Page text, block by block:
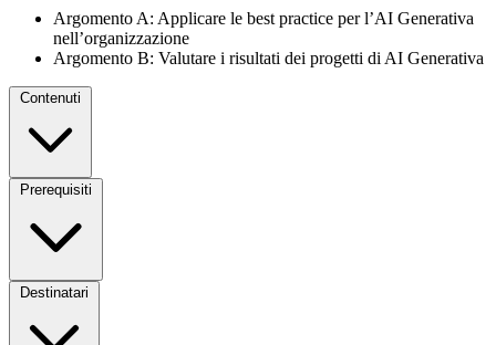
Argomento A: Applicare le best practice per l’AI Generativa
nell’organizzazione
Argomento B: Valutare i risultati dei progetti di AI Generativa
Contenuti
Prerequisiti
Destinatari